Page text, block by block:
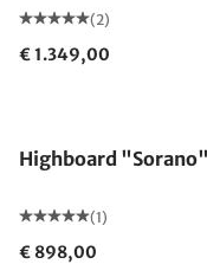
(2)
€ 1.349,00
Highboard "Sorano"
(1)
€ 898,00